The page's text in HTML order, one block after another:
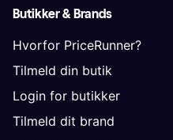
Butikker & Brands
Hvorfor PriceRunner?
Tilmeld din butik
Login for butikker
Tilmeld dit brand